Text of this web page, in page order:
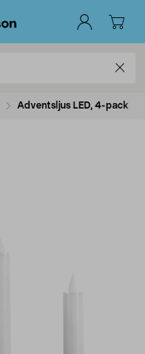
Adventsljus LED, 4-pack